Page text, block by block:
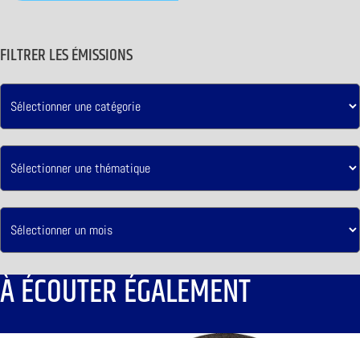
FILTRER LES ÉMISSIONS
À ÉCOUTER ÉGALEMENT